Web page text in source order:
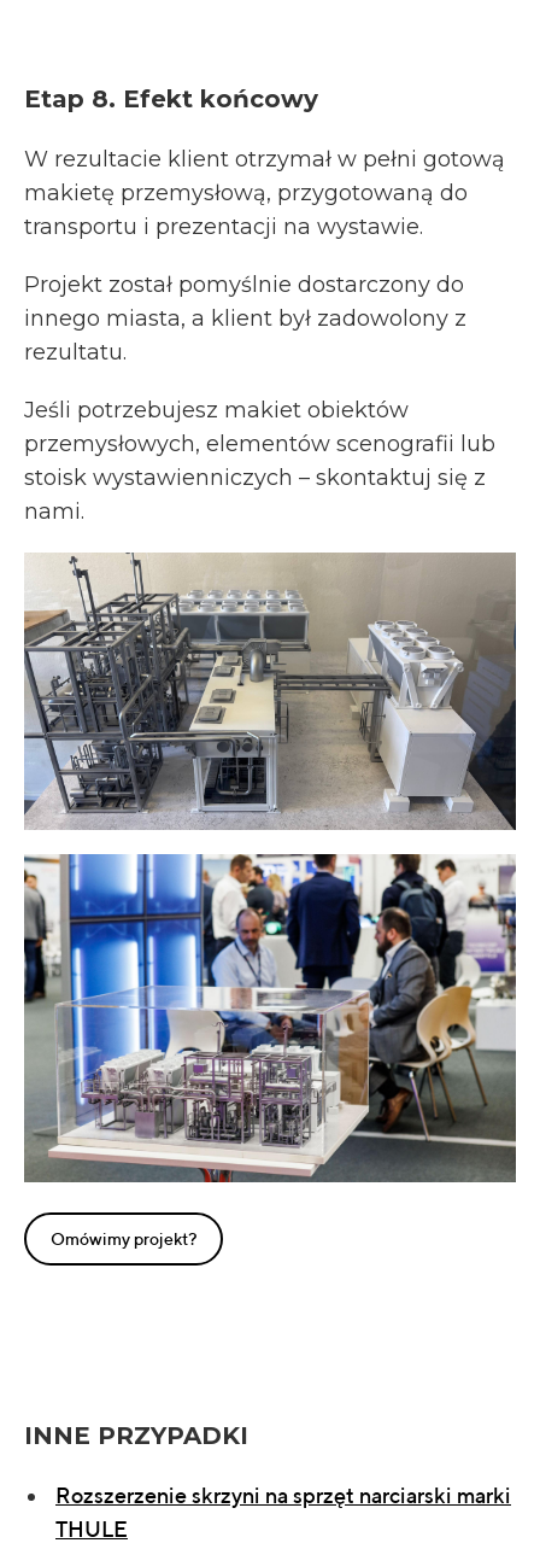
Etap 8. Efekt końcowy
W rezultacie klient otrzymał w pełni gotową
makietę przemysłową, przygotowaną do
transportu i prezentacji na wystawie.
Projekt został pomyślnie dostarczony do
innego miasta, a klient był zadowolony z
rezultatu.
Jeśli potrzebujesz makiet obiektów
przemysłowych, elementów scenografii lub
stoisk wystawienniczych – skontaktuj się z
nami.
Omówimy projekt?
INNE PRZYPADKI
Rozszerzenie skrzyni na sprzęt narciarski marki
THULE